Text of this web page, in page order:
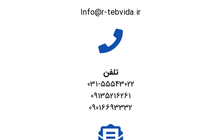
Info@r-tebvida.ir
تلفن
031-55543022
09135216261
09016693332